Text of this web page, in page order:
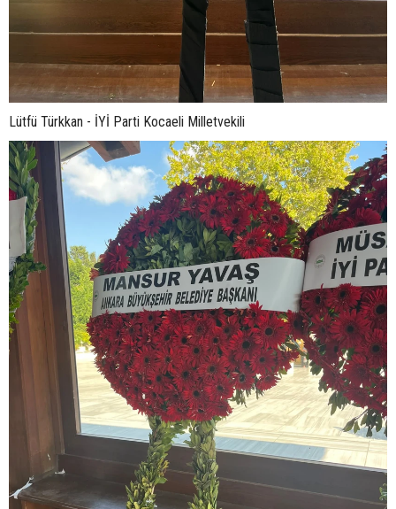
Lütfü Türkkan - İYİ Parti Kocaeli Milletvekili